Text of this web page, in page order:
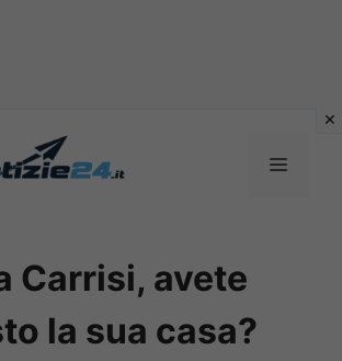
MENU
Carrisi, avete
la sua casa?